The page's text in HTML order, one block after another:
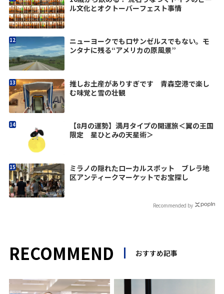
ル文化とオクトーバーフェスト事情
ニューヨークでもロサンゼルスでもない。モ
ンタナに残る“アメリカの原風景”
推しお土産がありすぎです 青森空港で楽し
む味覚と雪の壮観
【8月の運勢】満月タイプの開運旅＜翼の王国
限定 星ひとみの天星術＞
ミラノの隠れたローカルスポット ブレラ地
区アンティークマーケットでお宝探し
Recommended by
RECOMMEND おすすめ記事